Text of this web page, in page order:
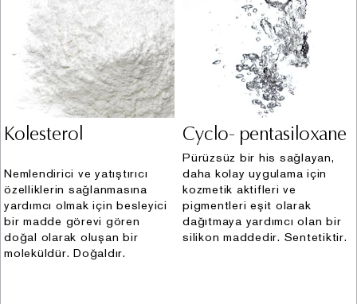
Kolesterol
Nemlendirici ve yatıştırıcı
özelliklerin sağlanmasına
yardımcı olmak için besleyici
bir madde görevi gören
doğal olarak oluşan bir
moleküldür. Doğaldır.
Cyclo- pentasiloxane
Pürüzsüz bir his sağlayan,
daha kolay uygulama için
kozmetik aktifleri ve
pigmentleri eşit olarak
dağıtmaya yardımcı olan bir
silikon maddedir. Sentetiktir.
verilen diğer hallerde Şirket tarafından işlenmektedir:
i. Faaliyetlerin mevzuata uygun yürütülmesi kapsamında
müşterilere satış işlemi sonrası fatura kesilmesi,
vergisel ve diğer kanuni yükümlülüklerin yerine
getirilmesi (kimlik, iletişim, müşteri işlem, hukuki işlem
bilgisi) (Hukuki sebep: kanunlarda açıkça öngörülmesi,
sözleşmenin ifası, bir hakkın tesisi, kullanılması ve
korunması için veri işlemenin zorunlu olması)
ii. Perakende satış ve şüpheli işlem kontrolü
kapsamında finans ve muhasebe işlemlerinin
yürütülmesi (kimlik, iletişim, müşteri işlem, finans bilgisi)
(Hukuki sebep: meşru menfaat)
iii. Ürünlere bağlılık süreçlerinin yürütülmesi